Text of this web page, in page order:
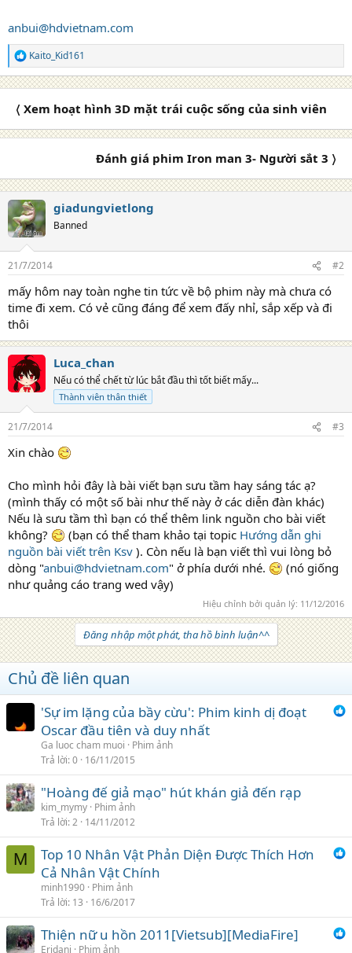
anbui@hdvietnam.com
R
e
a
o
Kaito_Kid161
〈 Xem hoạt hình 3D mặt trái cuộc sống của sinh viên
Đánh giá phim Iron man 3- Người sắt 3 〉
giadungvietlong
Banned
21/7/2014 #2
mấy hôm nay toàn nghe tin tức về bộ phim này mà chưa có
time đi xem. Có vẻ cũng đáng để xem đấy nhỉ, sắp xếp và đi
thôi
Luca_chan
Nếu có thể chết từ lúc bắt đầu thì tốt biết mấy...
Thành viên thân thiết
21/7/2014 #3
Xin chào
Cho mình hỏi đây là bài viết bạn sưu tầm hay sáng tác ạ?
(mình thấy có một số bài như thế này ở các diễn đàn khác)
Nếu là sưu tầm thì bạn có thể thêm link nguồn cho bài viết
không?
(bạn có thể tham khảo tại topic Hướng dẫn ghi
nguồn bài viết trên Ksv ). Còn nếu là bạn viết thì vui lòng bỏ
dòng "anbui@hdvietnam.com" ở phía dưới nhé.
(nó giống
như quảng cáo trang wed vậy)
Hiệu chỉnh bởi quản lý: 11/12/2016
Đăng nhập một phát, tha hồ bình luận^^
Chủ đề liên quan
'Sự im lặng của bầy cừu': Phim kinh dị đoạt
Oscar đầu tiên và duy nhất
Ga luoc cham muoi
Phim ảnh
Trả lời 0 16/11/2015
"Hoàng đế giả mạo" hút khán giả đến rạp
kim_mymy Phim ảnh
Trả lời 2 14/11/2012
M
Top 10 Nhân Vật Phản Diện Được Thích Hơn
Cả Nhân Vật Chính
minh1990 Phim ảnh
Trả lời 13 16/6/2017
Thiện nữ u hồn 2011[Vietsub][MediaFire]
Eridani Phim ảnh